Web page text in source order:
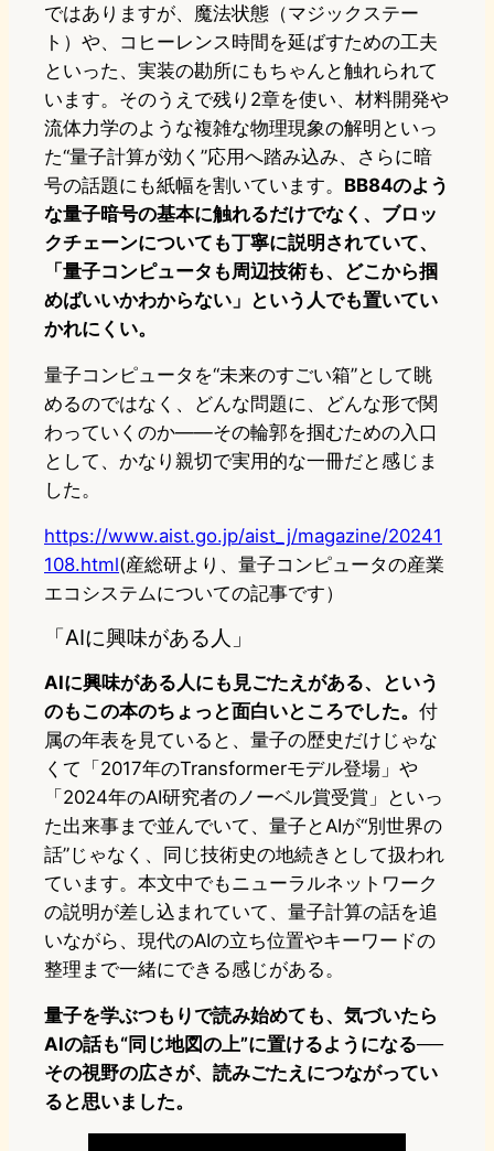
ではありますが、魔法状態（マジックステー
ト）や、コヒーレンス時間を延ばすための工夫
といった、実装の勘所にもちゃんと触れられて
います。そのうえで残り2章を使い、材料開発や
流体力学のような複雑な物理現象の解明といっ
た“量子計算が効く”応用へ踏み込み、さらに暗
号の話題にも紙幅を割いています。 BB84のよう
な量子暗号の基本に触れるだけでなく、ブロッ
クチェーンについても丁寧に説明されていて、
「量子コンピュータも周辺技術も、どこから掴
めばいいかわからない」という人でも置いてい
かれにくい。
量子コンピュータを“未来のすごい箱”として眺
めるのではなく、どんな問題に、どんな形で関
わっていくのか――その輪郭を掴むための入口
として、かなり親切で実用的な一冊だと感じま
した。
https://www.aist.go.jp/aist_j/magazine/20241
108.html(産総研より、量子コンピュータの産業
エコシステムについての記事です）
「AIに興味がある人」
AIに興味がある人にも見ごたえがある、という
のもこの本のちょっと面白いところでした。 付
属の年表を見ていると、量子の歴史だけじゃな
くて「2017年のTransformerモデル登場」や
「2024年のAI研究者のノーベル賞受賞」といっ
た出来事まで並んでいて、量子とAIが“別世界の
話”じゃなく、同じ技術史の地続きとして扱われ
ています。本文中でもニューラルネットワーク
の説明が差し込まれていて、量子計算の話を追
いながら、現代のAIの立ち位置やキーワードの
整理まで一緒にできる感じがある。
量子を学ぶつもりで読み始めても、気づいたら
AIの話も“同じ地図の上”に置けるようになる──
その視野の広さが、読みごたえにつながってい
ると思いました。